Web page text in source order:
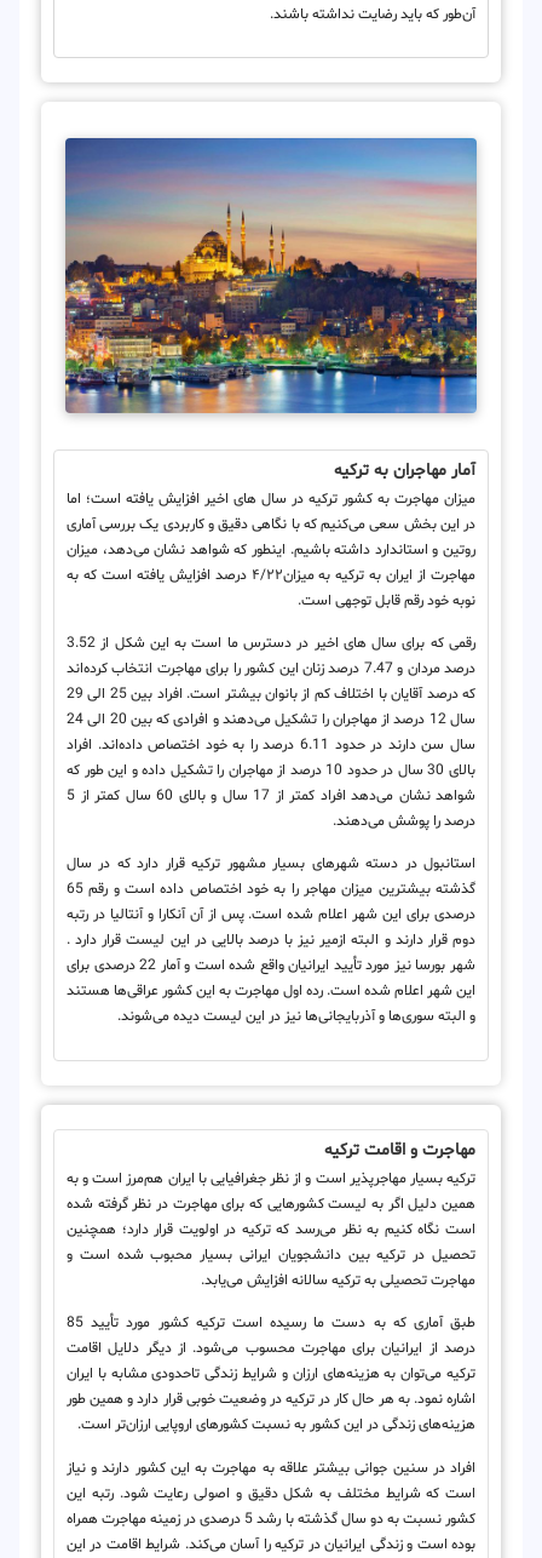
آن‌طور که باید رضایت نداشته باشند.
آمار مهاجران به ترکیه
میزان مهاجرت به کشور ترکیه در سال های اخیر افزایش یافته است؛ اما
در این بخش سعی می‌کنیم که با نگاهی دقیق و کاربردی یک بررسی آماری
روتین و استاندارد داشته باشیم. اینطور که شواهد نشان می‌دهد، میزان
مهاجرت از ایران به ترکیه به میزان۴/۲۲ درصد افزایش یافته است که به
نوبه خود رقم قابل توجهی است.
رقمی که برای سال های اخیر در دسترس ما است به این شکل از 3.52
درصد مردان و 7.47 درصد زنان این کشور را برای مهاجرت انتخاب کرده‌اند
که درصد آقایان با اختلاف کم از بانوان بیشتر است. افراد بین 25 الی 29
سال 12 درصد از مهاجران را تشکیل می‌دهند و افرادی که بین 20 الی 24
سال سن دارند در حدود 6.11 درصد را به خود اختصاص داده‌اند. افراد
بالای 30 سال در حدود 10 درصد از مهاجران را تشکیل داده و این طور که
شواهد نشان می‌دهد افراد کمتر از 17 سال و بالای 60 سال کمتر از 5
درصد را پوشش می‌دهند.
استانبول در دسته شهرهای بسیار مشهور ترکیه قرار دارد که در سال
گذشته بیشترین میزان مهاجر را به خود اختصاص داده است و رقم 65
درصدی برای این شهر اعلام شده است. پس از آن آنکارا و آنتالیا در رتبه
دوم قرار دارند و البته ازمیر نیز با درصد بالایی در این لیست قرار دارد .
شهر بورسا نیز مورد تأیید ایرانیان واقع شده است و آمار 22 درصدی برای
این شهر اعلام شده است. رده اول مهاجرت به این کشور عراقی‌ها هستند
و البته سوری‌ها و آذربایجانی‌ها نیز در این لیست دیده می‌شوند.
مهاجرت و اقامت ترکیه
ترکیه بسیار مهاجرپذیر است و از نظر جغرافیایی با ایران هم‌مرز است و به
همین دلیل اگر به لیست کشورهایی که برای مهاجرت در نظر گرفته شده
است نگاه کنیم به نظر می‌رسد که ترکیه در اولویت قرار دارد؛ همچنین
تحصیل در ترکیه بین دانشجویان ایرانی بسیار محبوب شده است و
مهاجرت تحصیلی به ترکیه سالانه افزایش می‌یابد.
طبق آماری که به دست ما رسیده است ترکیه کشور مورد تأیید 85
درصد از ایرانیان برای مهاجرت محسوب می‌شود. از دیگر دلایل اقامت
ترکیه می‌توان به هزینه‌های ارزان و شرایط زندگی تاحدودی مشابه با ایران
اشاره نمود. به هر حال کار در ترکیه در وضعیت خوبی قرار دارد و همین طور
هزینه‌های زندگی در این کشور به نسبت کشورهای اروپایی ارزان‌تر است.
افراد در سنین جوانی بیشتر علاقه به مهاجرت به این کشور دارند و نیاز
است که شرایط مختلف به شکل دقیق و اصولی رعایت شود. رتبه این
کشور نسبت به دو سال گذشته با رشد 5 درصدی در زمینه مهاجرت همراه
بوده است و زندگی ایرانیان در ترکیه را آسان می‌کند. شرایط اقامت در این